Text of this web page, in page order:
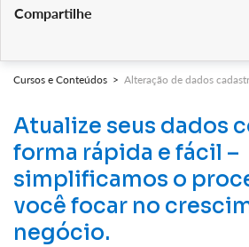
Cursos e Conteúdos > Alteração de dados
Atualize seus dados
forma rápida e fácil –
simplificamos o
você focar no
negócio.
Compartilhe